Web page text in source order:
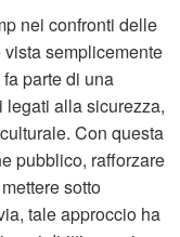
nei confronti delle
semplicemente
parte di una
alla sicurezza,
Con questa
pubblico, rafforzare
sotto
tale approccio ha